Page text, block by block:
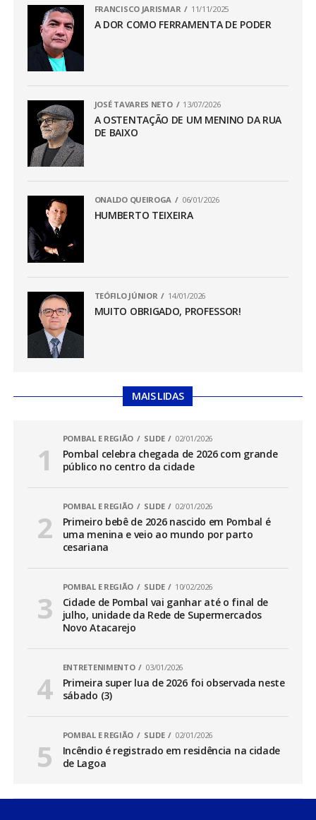
FRANCISCO JARISMAR 11/11/2025
A DOR COMO FERRAMENTA DE PODER
JOSÉ TAVARES NETO 13/07/2026
A OSTENTAÇÃO DE UM MENINO DA RUA
DE BAIXO
ONALDO QUEIROGA 06/01/2026
HUMBERTO TEIXEIRA
TEÓFILO JÚNIOR 14/01/2026
MUITO OBRIGADO, PROFESSOR!
MAIS LIDAS
POMBAL E REGIÃO SLIDE 02/01/2026
Pombal celebra chegada de 2026 com grande
público no centro da cidade
POMBAL E REGIÃO SLIDE 02/01/2026
Primeiro bebê de 2026 nascido em Pombal é
uma menina e veio ao mundo por parto
cesariana
POMBAL E REGIÃO SLIDE 10/02/2026
Cidade de Pombal vai ganhar até o final de
julho, unidade da Rede de Supermercados
Novo Atacarejo
ENTRETENIMENTO 03/01/2026
Primeira super lua de 2026 foi observada neste
sábado (3)
POMBAL E REGIÃO SLIDE 02/01/2026
Incêndio é registrado em residência na cidade
de Lagoa